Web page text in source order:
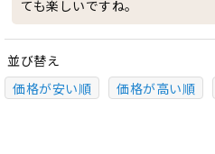
ても楽しいですね。
並び替え
価格が安い順
価格が高い順